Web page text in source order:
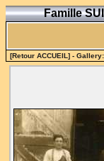
Famille
[Retour ACCUEIL] - Gallery: